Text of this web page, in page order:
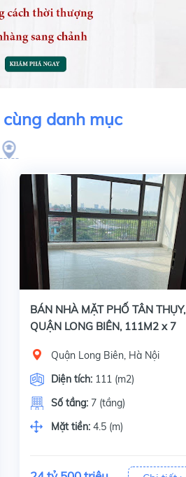
cùng danh mục
BÁN NHÀ MẶT PHỐ TÂN THỤY,
QUẬN LONG BIÊN, 111M2 x 7
Quận Long Biên, Hà Nội
Diện tích: 111 (m2)
Số tầng: 7 (tầng)
Mặt tiền: 4.5 (m)